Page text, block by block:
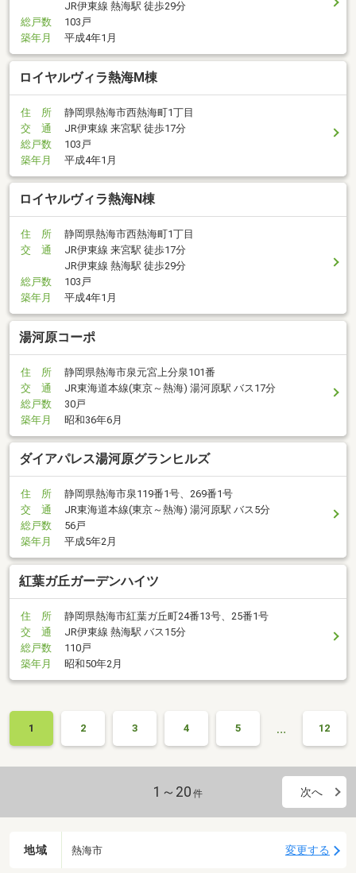
JR伊東線 熱海駅 徒歩29分
総戸数
103戸
築年月
平成4年1月
ロイヤルヴィラ熱海M棟
住 所
静岡県熱海市西熱海町1丁目
交 通
JR伊東線 来宮駅 徒歩17分
総戸数
103戸
築年月
平成4年1月
ロイヤルヴィラ熱海N棟
住 所
静岡県熱海市西熱海町1丁目
交 通
JR伊東線 来宮駅 徒歩17分
JR伊東線 熱海駅 徒歩29分
総戸数
103戸
築年月
平成4年1月
湯河原コーポ
住 所
静岡県熱海市泉元宮上分泉101番
交 通
JR東海道本線(東京～熱海) 湯河原駅 バス17分
総戸数
30戸
築年月
昭和36年6月
ダイアパレス湯河原グランヒルズ
住 所
静岡県熱海市泉119番1号、269番1号
交 通
JR東海道本線(東京～熱海) 湯河原駅 バス5分
総戸数
56戸
築年月
平成5年2月
紅葉ガ丘ガーデンハイツ
住 所
静岡県熱海市紅葉ガ丘町24番13号、25番1号
交 通
JR伊東線 熱海駅 バス15分
総戸数
110戸
築年月
昭和50年2月
1 2 3 4 5 … 12
1～20 件 次へ
地域 熱海市 変更する